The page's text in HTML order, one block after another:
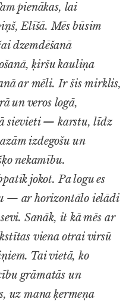
pienākas, lai
Elīšā. Mēs būsim
dzemdēšanā
ķiršu kauliņa
ar mēli. Ir šis mirklis,
un veros logā,
sievieti — karstu, līdz
izdegošu un
nekamību.
jokot. Pa logu es
— ar horizontālo ielādi
Sanāk, it kā mēs ar
viena otrai virsū
Tai vietā, ko
grāmatās un
uz mana ķermeņa